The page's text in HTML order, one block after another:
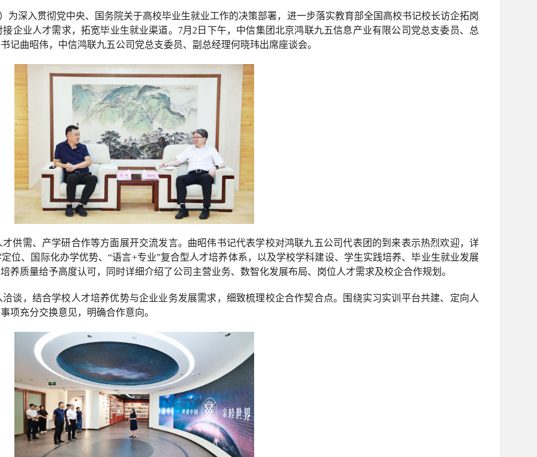
为深入贯彻党中央、国务院关于高校毕业生就业工作的决策部署，进一步落实教育部全国高校书记校长访企拓岗
企业人才需求，拓宽毕业生就业渠道。7月2日下午，中信集团北京鸿联九五信息产业有限公司党总支委员、总
记曲昭伟， 中信鸿联九五公司党总支委员、副总经理何晓玮出席座谈会。
供需、产学研合作等方面展开交流发言。曲昭伟书记代表学校对鸿联九五公司代表团的到来表示热烈欢迎，详
位、国际化办学优势、“语言+专业”复合型人才培养体系，以及学校学科建设、学生实践培养、毕业生就业发展
养质量给予高度认可，同时详细介绍了公司主营业务、数智化发展布局、岗位人才需求及校企合作规划。
谈，结合学校人才培养优势与企业业务发展需求，细致梳理校企合作契合点。围绕实习实训平台共建、定向人
项充分交换意见，明确合作意向。